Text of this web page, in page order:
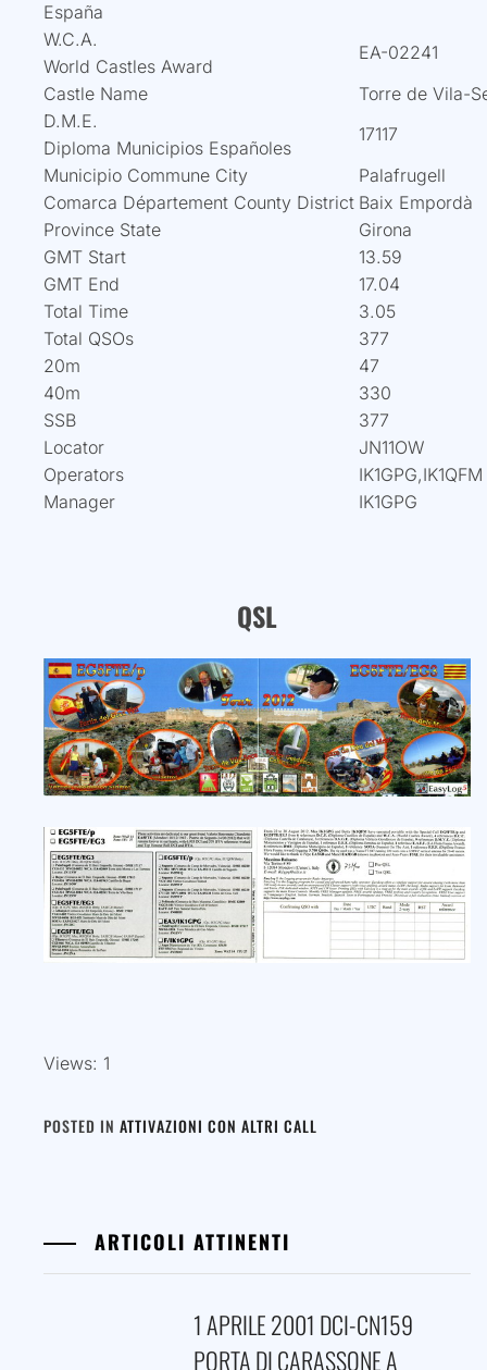
España
W.C.A.
World Castles Award
EA-02241
Castle Name
Torre de Vila-
D.M.E.
Diploma Municipios Españoles
17117
Municipio Commune City
Palafrugell
Comarca Département County District Baix Empordà
Province State
Girona
GMT Start
13.59
GMT End
17.04
Total Time
3.05
Total QSOs
377
20m
47
40m
330
SSB
377
Locator
JN11OW
Operators
IK1GPG,IK1QFM
Manager
IK1GPG
QSL
Views: 1
POSTED IN ATTIVAZIONI CON ALTRI CALL
ARTICOLI ATTINENTI
1 APRILE 2001 DCI-CN159
PORTA DI CARASSONE A